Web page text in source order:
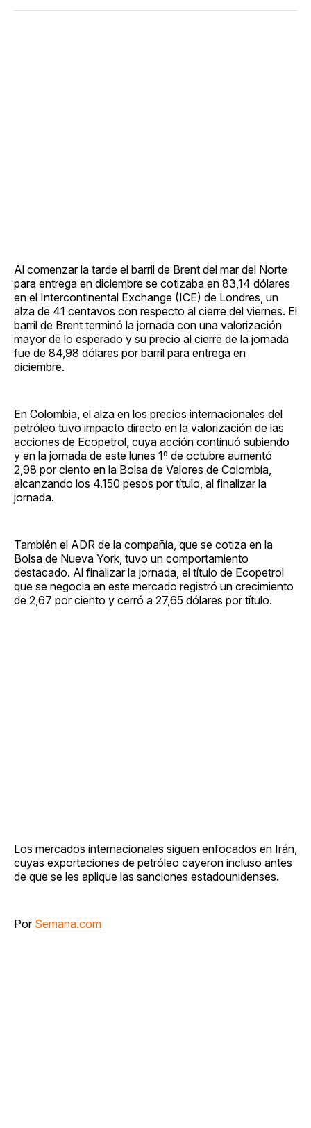
Al comenzar la tarde el barril de Brent del mar del Norte
para entrega en diciembre se cotizaba en 83,14 dólares
en el Intercontinental Exchange (ICE) de Londres, un
alza de 41 centavos con respecto al cierre del viernes. El
barril de Brent terminó la jornada con una valorización
mayor de lo esperado y su precio al cierre de la jornada
fue de 84,98 dólares por barril para entrega en
diciembre.
En Colombia, el alza en los precios internacionales del
petróleo tuvo impacto directo en la valorización de las
acciones de Ecopetrol, cuya acción continuó subiendo
y en la jornada de este lunes 1º de octubre aumentó
2,98 por ciento en la Bolsa de Valores de Colombia,
alcanzando los 4.150 pesos por título, al finalizar la
jornada.
También el ADR de la compañía, que se cotiza en la
Bolsa de Nueva York, tuvo un comportamiento
destacado. Al finalizar la jornada, el título de Ecopetrol
que se negocia en este mercado registró un crecimiento
de 2,67 por ciento y cerró a 27,65 dólares por título.
Los mercados internacionales siguen enfocados en Irán,
cuyas exportaciones de petróleo cayeron incluso antes
de que se les aplique las sanciones estadounidenses.
Por Semana.com